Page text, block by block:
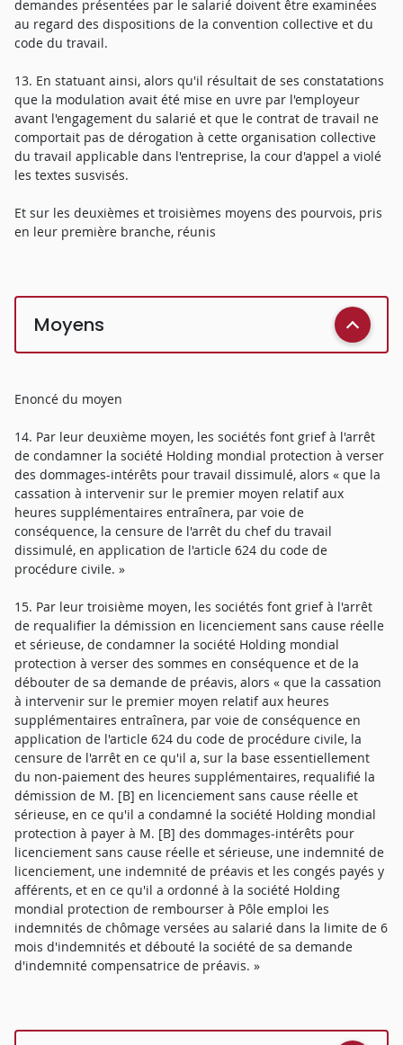
demandes présentées par le salarié doivent être examinées
au regard des dispositions de la convention collective et du
code du travail.
13. En statuant ainsi, alors qu'il résultait de ses constatations
que la modulation avait été mise en uvre par l'employeur
avant l'engagement du salarié et que le contrat de travail ne
comportait pas de dérogation à cette organisation collective
du travail applicable dans l'entreprise, la cour d'appel a violé
les textes susvisés.
Et sur les deuxièmes et troisièmes moyens des pourvois, pris
en leur première branche, réunis
Moyens
Enoncé du moyen
14. Par leur deuxième moyen, les sociétés font grief à l'arrêt
de condamner la société Holding mondial protection à verser
des dommages-intérêts pour travail dissimulé, alors « que la
cassation à intervenir sur le premier moyen relatif aux
heures supplémentaires entraînera, par voie de
conséquence, la censure de l'arrêt du chef du travail
dissimulé, en application de l'article 624 du code de
procédure civile. »
15. Par leur troisième moyen, les sociétés font grief à l'arrêt
de requalifier la démission en licenciement sans cause réelle
et sérieuse, de condamner la société Holding mondial
protection à verser des sommes en conséquence et de la
débouter de sa demande de préavis, alors « que la cassation
à intervenir sur le premier moyen relatif aux heures
supplémentaires entraînera, par voie de conséquence en
application de l'article 624 du code de procédure civile, la
censure de l'arrêt en ce qu'il a, sur la base essentiellement
du non-paiement des heures supplémentaires, requalifié la
démission de M. [B] en licenciement sans cause réelle et
sérieuse, en ce qu'il a condamné la société Holding mondial
protection à payer à M. [B] des dommages-intérêts pour
licenciement sans cause réelle et sérieuse, une indemnité de
licenciement, une indemnité de préavis et les congés payés y
afférents, et en ce qu'il a ordonné à la société Holding
mondial protection de rembourser à Pôle emploi les
indemnités de chômage versées au salarié dans la limite de 6
mois d'indemnités et débouté la société de sa demande
d'indemnité compensatrice de préavis. »